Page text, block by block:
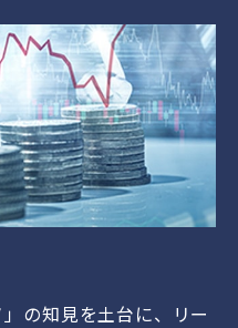
の知見を土台に、リー